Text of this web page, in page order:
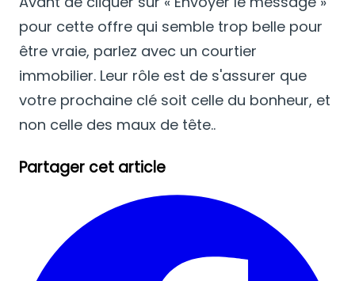
pour cette offre qui semble trop belle pour
être vraie, parlez avec un courtier
immobilier. Leur rôle est de s'assurer que
votre prochaine clé soit celle du bonheur, et
non celle des maux de tête..
Partager cet article